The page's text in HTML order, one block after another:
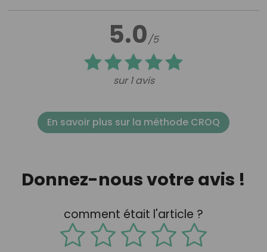
5.0/5
sur 1 avis
En savoir plus sur la méthode CROQ
Donnez-nous votre avis !
comment était l'article ?